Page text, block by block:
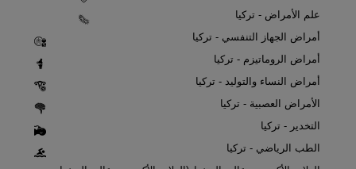
علم الأمراض - تركيا
أمراض الجهاز التنفسي - تركيا
أمراض الروماتيزم - تركيا
أمراض النساء والتوليد - تركيا
الأمراض العصبية - تركيا
التخدير - تركيا
الطب الرياضي - تركيا